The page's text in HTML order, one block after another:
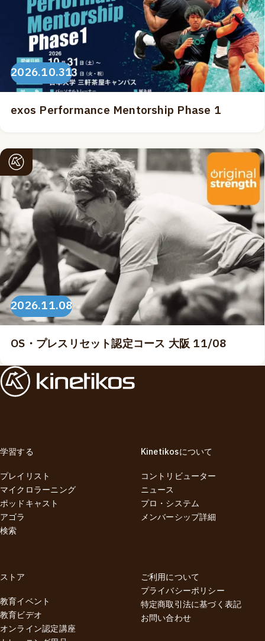
2026.10.31
exos Performance Mentorship Phase 1
2026.11.08
OS・プレスリセット認定コース 大阪 11/08
学習する
プレイリスト
マイクロラーニング
ポッドキャスト
アゴラ
検索
Kinetikosについて
コントリビューター
ニュース
プロ・システム
メンバーシップ詳細
ストア
教育イベント
教育ビデオ
オンライン認定講座
ご利用について
プライバシーポリシー
特定商取引法に基づく表記
お問い合わせ